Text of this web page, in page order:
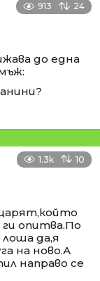
913 24
до една
1.3k 10
ги опитва.По
да,я
на ново.А
направо се